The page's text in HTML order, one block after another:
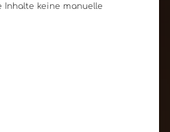
keine manuelle